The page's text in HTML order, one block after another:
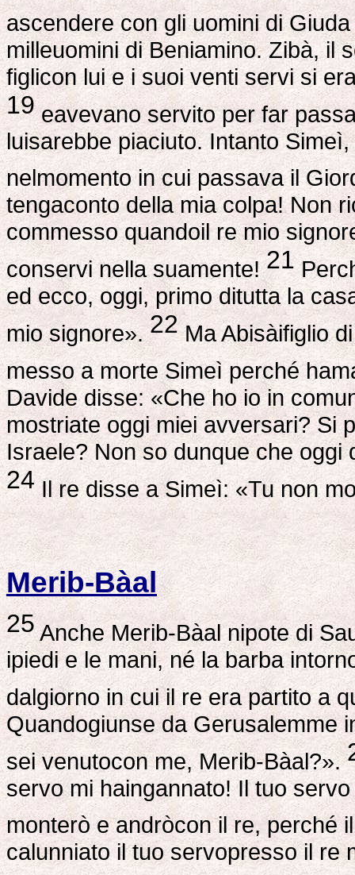
ascendere con gli uomini di
milleuomini di Beniamino. Zibà, il
figlicon lui e i suoi venti servi si
19eavevano servito per far
luisarebbe piaciuto. Intanto
nelmomento in cui passava il
tengaconto della mia colpa! Non
commesso quandoil re mio
conservi nella suamente!21
ed ecco, oggi, primo ditutta la
mio signore».22Ma Abisàifiglio
messo a morte Simeì perché
Davide disse: «Che ho io in
mostriate oggi miei avversari? Si
Israele? Non so dunque che oggi
24Il re disse a Simeì: «Tu non
Merib-Bàal
25Anche Merib-Bàal nipote di
ipiedi e le mani, né la barba
dalgiorno in cui il re era partito a
Quandogiunse da Gerusalemme
sei venutocon me, Merib-Bàal?».
servo mi haingannato! Il tuo
monterò e andròcon il re, perché
calunniato il tuo servopresso il re